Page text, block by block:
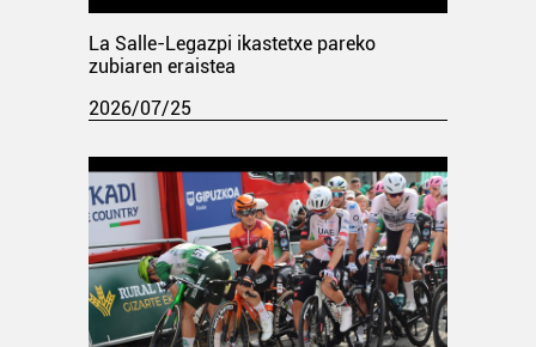
La Salle-Legazpi ikastetxe pareko
zubiaren eraistea
2026/07/25